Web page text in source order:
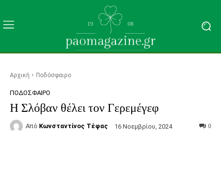
Αρχική Ποδόσφαιρο
ΠΟΔΌΣΦΑΙΡΟ
Η Σλόβαν θέλει τον Γερεμέγεφ
Από Κωνσταντίνος Τέφας 16 Νοεμβρίου, 2024 0